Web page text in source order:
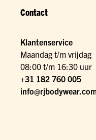
Contact
Klantenservice
Maandag t/m vrijdag
08:00 t/m 16:30 uur
+31 182 760 005